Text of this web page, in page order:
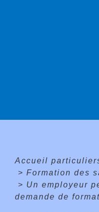
Accueil
> Formation des
> Un employeur
demande de